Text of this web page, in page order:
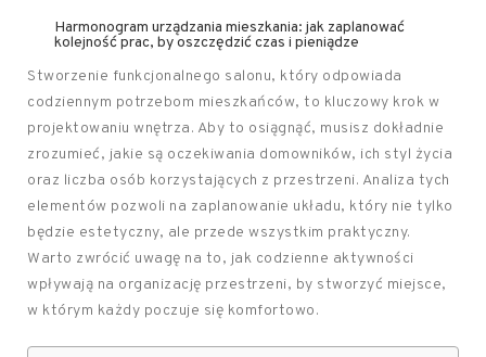
Harmonogram urządzania mieszkania: jak zaplanować
kolejność prac, by oszczędzić czas i pieniądze
Stworzenie funkcjonalnego salonu, który odpowiada
codziennym potrzebom mieszkańców, to kluczowy krok w
projektowaniu wnętrza. Aby to osiągnąć, musisz dokładnie
zrozumieć, jakie są oczekiwania domowników, ich styl życia
oraz liczba osób korzystających z przestrzeni. Analiza tych
elementów pozwoli na zaplanowanie układu, który nie tylko
będzie estetyczny, ale przede wszystkim praktyczny.
Warto zwrócić uwagę na to, jak codzienne aktywności
wpływają na organizację przestrzeni, by stworzyć miejsce,
w którym każdy poczuje się komfortowo.